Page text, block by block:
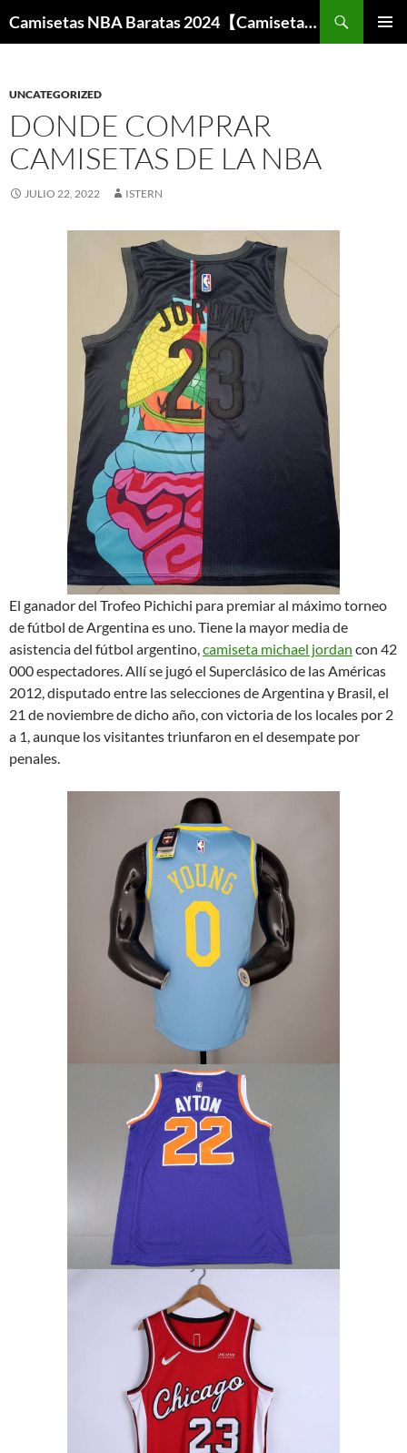
Camisetas NBA Baratas 2024【Camisetas Especiales Baloncesto】
UNCATEGORIZED
DONDE COMPRAR
CAMISETAS DE LA NBA
JULIO 22, 2022 ISTERN
El ganador del Trofeo Pichichi para premiar al máximo torneo
de fútbol de Argentina es uno. Tiene la mayor media de
asistencia del fútbol argentino,camiseta michael jordan con 42
000 espectadores. Allí se jugó el Superclásico de las Américas
2012, disputado entre las selecciones de Argentina y Brasil, el
21 de noviembre de dicho año, con victoria de los locales por 2
a 1, aunque los visitantes triunfaron en el desempate por
penales.